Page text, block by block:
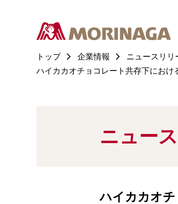
トップ 企業情報
ニュースリリ
ハイカカオチョコレート共存下にお
ニュー
ハイカカオ